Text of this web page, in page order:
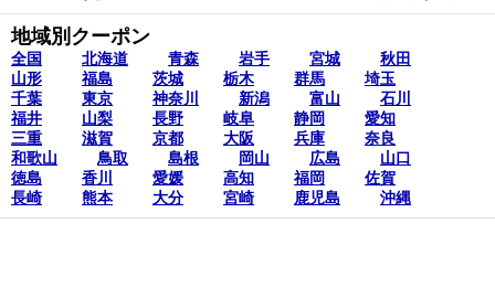
地域別クーポン
全国 北海道 青森 岩手 宮城
秋田
山形
福島 茨城 栃木 群馬
埼玉
千葉
東京 神奈川 新潟 富山
石川
福井
山梨 長野 岐阜 静岡
愛知
三重
滋賀 京都 大阪 兵庫
奈良
和歌山
鳥取 島根 岡山 広島
山口
徳島
香川 愛媛 高知 福岡
佐賀
長崎
熊本 大分 宮崎 鹿児島 沖縄